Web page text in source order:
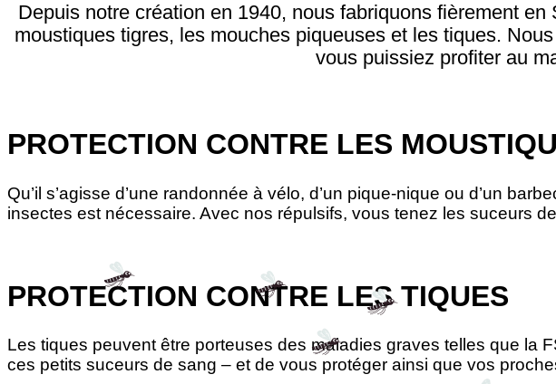
Depuis notre création en 1940, nous fabriquons fièrement
moustiques tigres, les mouches piqueuses et les tiques.
vous puissiez profiter au
PROTECTION CONTRE LES
Qu’il s’agisse d’une randonnée à vélo, d’un pique-nique ou d’un
insectes est nécessaire. Avec nos répulsifs, vous tenez les suceurs
PROTECTION CONTRE LES TIQUES
Les tiques peuvent être porteuses des maladies graves telles que la
ces petits suceurs de sang – et de vous protéger ainsi que vos